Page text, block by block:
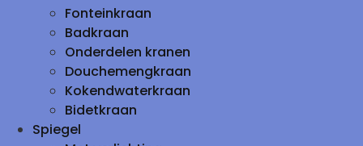
Fonteinkraan
Badkraan
Onderdelen kranen
Douchemengkraan
Kokendwaterkraan
Bidetkraan
Spiegel